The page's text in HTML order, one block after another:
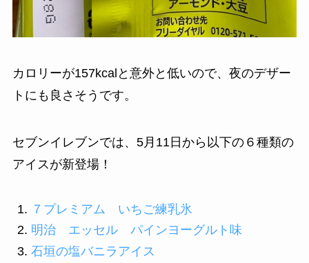
カロリーが157kcalと意外と低いので、夜のデザー
トにも良さそうです。
セブンイレブンでは、5月11日から以下の６種類の
アイスが新登場！
７プレミアム いちご練乳氷
明治 エッセル パインヨーグルト味
石垣の塩バニラアイス